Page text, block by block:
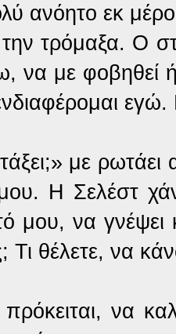
ανόητο εκ
τρόμαξα. Ο
να με φοβηθεί
με
Η Σελέστ
μου, να γνέψει
Τι θέλετε, να
να